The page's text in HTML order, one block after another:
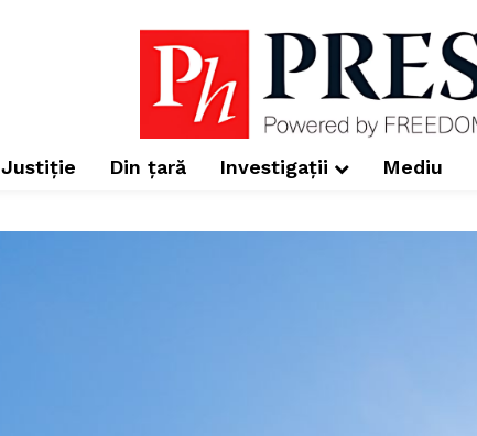
Justiție Din țară Investigații Mediu